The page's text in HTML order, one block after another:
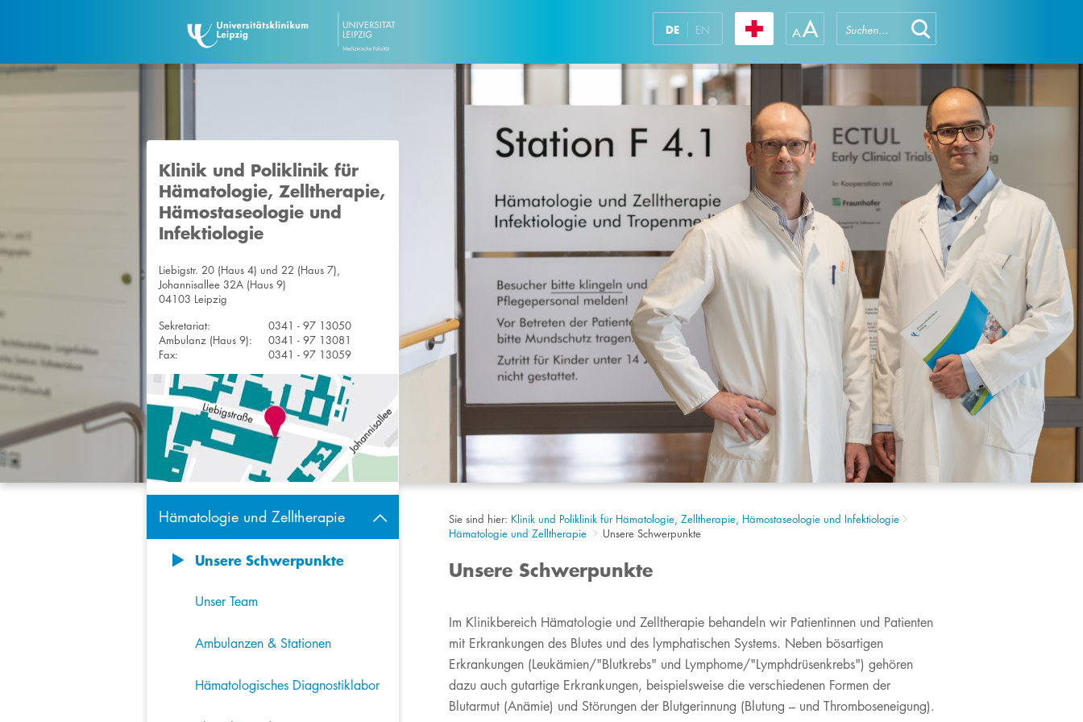
DE EN
Klinik und Poliklinik für
Hämatologie, Zelltherapie,
Hämostaseologie und
Infektiologie
Liebigstr. 20 (Haus 4) und 22 (Haus 7),
Johannisallee 32A (Haus 9)
04103 Leipzig
Sekretariat:
0341 - 97 13050
Ambulanz (Haus 9):
0341 - 97 13081
Fax:
0341 - 97 13059
Hämatologie und Zelltherapie
8 Unsere Schwerpunkte
Unser Team
Ambulanzen & Stationen
Hämatologisches Diagnostiklabor
Sie sind hier: Klinik und Poliklinik für Hämatologie, Zelltherapie, Hämostaseologie und Infektiologie
Hämatologie und Zelltherapie
Unsere Schwerpunkte
Unsere Schwerpunkte
​​​​​Im Klinikbereich Hämatologie und Zelltherapie behandeln wir Patientinnen und Patienten
mit Erkrankungen des Blutes und des lymphatischen Systems. Neben bösartigen
Erkrankungen (Leukämien/"Blutkrebs" und Lymphome/"Lymphdrüsenkrebs") gehören
dazu auch gutartige Erkrankungen, beispielsweise die verschiedenen Formen der
Blutarmut (Anämie) und Störungen der Blutgerinnung (Blutung – und Thromboseneigung).